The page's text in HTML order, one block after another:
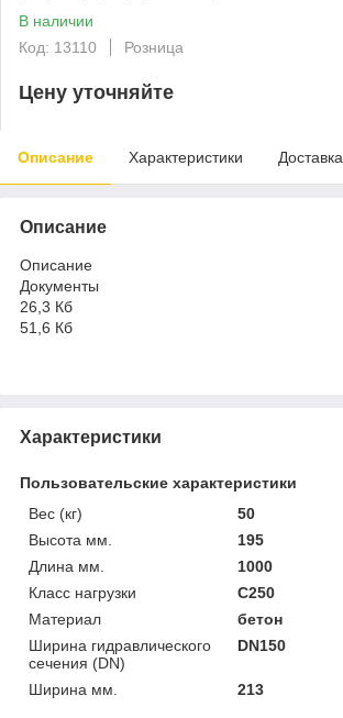
В наличии
Код: 13110
Розница
Цену уточняйте
Описание Характеристики Доставка
Описание
Описание
Документы
26,3 Кб
51,6 Кб
Характеристики
Пользовательские характеристики
Вес (кг)
50
Высота мм.
195
Длина мм.
1000
Класс нагрузки
C250
Материал
бетон
Ширина гидравлического
сечения (DN)
DN150
Ширина мм. 213